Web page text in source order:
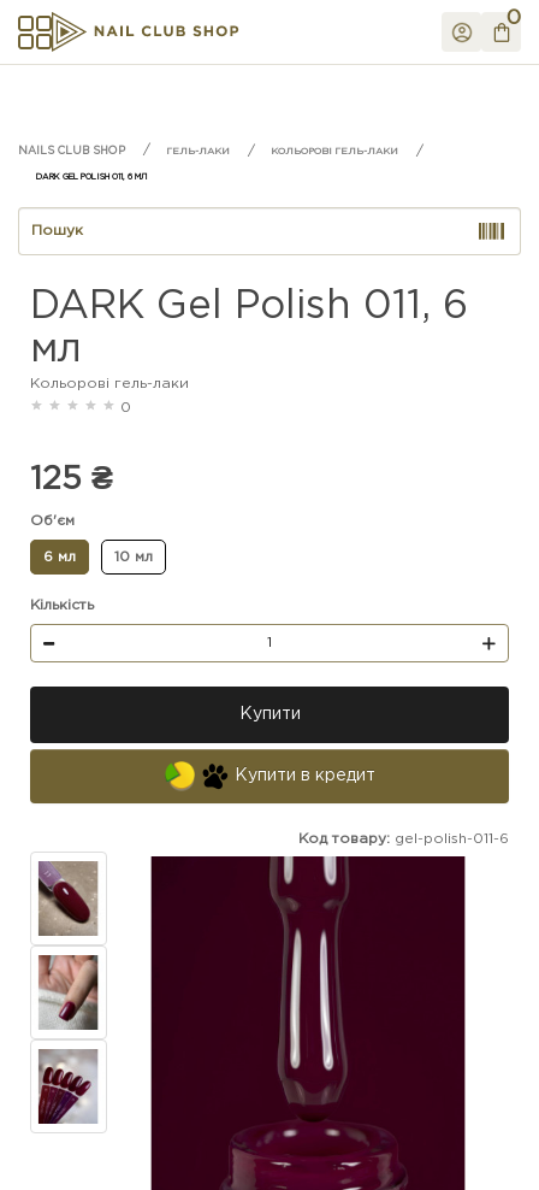
0
ГЕЛЬ-ЛАКИ КОЛЬОРОВІ ГЕЛЬ-ЛАКИ
DARK GEL POLISH 011, 6 МЛ
DARK Gel Polish 011, 6
мл
Кольорові гель-лаки
0
Код товару: gel-polish-011-6
125 ₴
Об'єм
6 мл 10 мл
Кількість
Купити
Купити в кредит